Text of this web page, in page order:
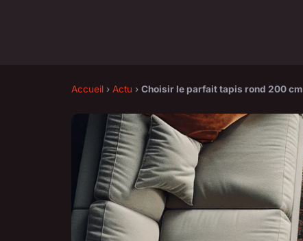
Accueil › Actu › Choisir le parfait tapis rond 200 cm